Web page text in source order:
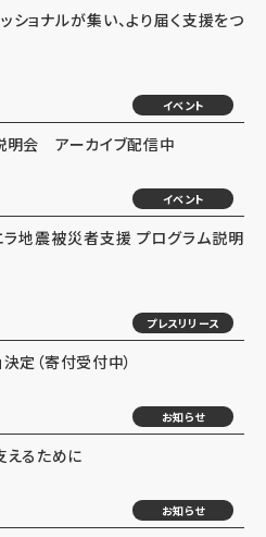
ショナルが集い、より届く支援をつ
イベント
明会 アーカイブ配信中
イベント
ラ地震被災者支援 プログラム説明
プレスリリース
定（寄付受付中）
お知らせ
えるために
お知らせ